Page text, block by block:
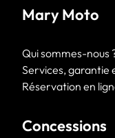
Mary Moto
Qui sommes-nous
Services, garantie
Réservation en
Concessions